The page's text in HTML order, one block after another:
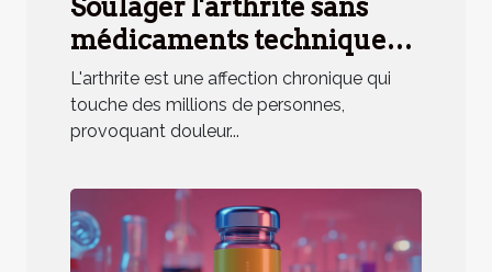
Soulager l'arthrite sans
médicaments techniques
naturelles efficaces
L'arthrite est une affection chronique qui
touche des millions de personnes,
provoquant douleur...